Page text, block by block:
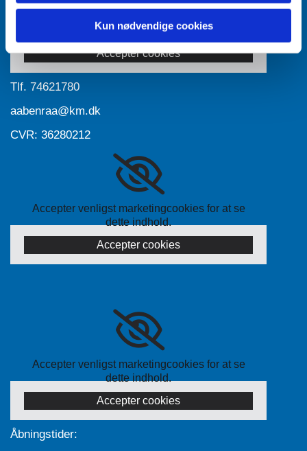
Kun nødvendige cookies
dette indhold.
Accepter cookies
Tlf. 74621780
aabenraa@km.dk
CVR: 36280212
Accepter venligst marketingcookies for at se
dette indhold.
Accepter cookies
Accepter venligst marketingcookies for at se
dette indhold.
Accepter cookies
Åbningstider: